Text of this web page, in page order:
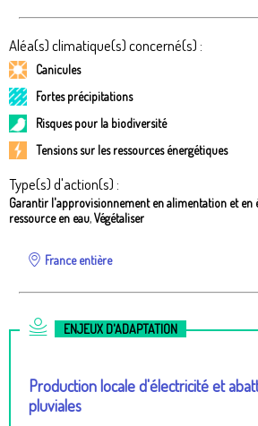
Aléa(s) climatique(s) concerné(s) :
Canicules
Fortes précipitations
Risques pour la biodiversité
Tensions sur les ressources énergétiques
Type(s) d'action(s) :
Garantir l'approvisionnement en alimentation et en
ressource en eau,Végétaliser
France entière
ENJEUX D'ADAPTATION
Production locale d'électricité et
pluviales